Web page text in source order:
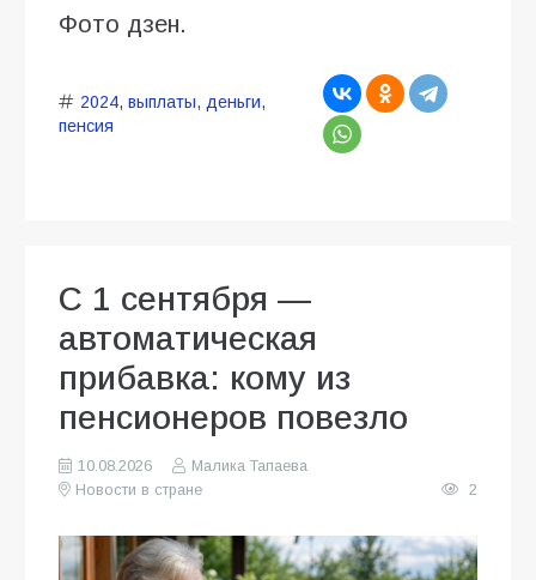
Фото дзен.
2024, выплаты, деньги,
пенсия
С 1 сентября —
автоматическая
прибавка: кому из
пенсионеров повезло
10.08.2026
Малика Тапаева
Новости в стране
2